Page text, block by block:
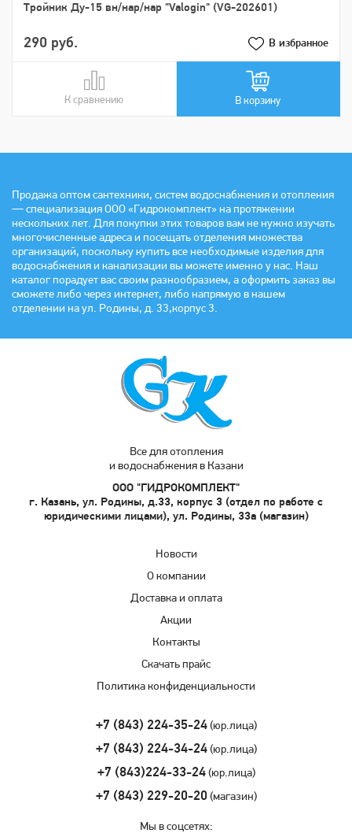
Тройник Ду-15 вн/нар/нар "Valogin" (VG-202601)
290 руб. В избранное
К сравнению
В сравнении В корзину
Продажа оптом сантехники, систем водоснабжения и отопления
— специализация ООО «Гидрокомплект» на протяжении
нескольких лет. Для покупки этих товаров вам не нужно изучать
многочисленные адреса и посещать отделения множества
организаций, поскольку купить все необходимые изделия для
водоснабжения и канализации вы можете именно у нас. Наш
каталог порадует вас своим разнообразием, а оформить заказ вы
сможете либо через интернет, либо напрямую в нашем
отделении на ул. Родины, д. 33,корпус 3.
Все для отопления
и водоснабжения в Казани
ООО "ГИДРОКОМПЛЕКТ"
г. Казань, ул. Родины, д.33, корпус 3 (отдел по работе с
юридическими лицами), ул. Родины, 33а (магазин)
Новости
О компании
Доставка и оплата
Акции
Контакты
Скачать прайс
Политика конфиденциальности
+7 (843) 224-35-24(юр.лица)
+7 (843) 224-34-24(юр.лица)
+7 (843)224-33-24(юр.лица)
+7 (843) 229-20-20 (магазин)
Мы в соцсетях: